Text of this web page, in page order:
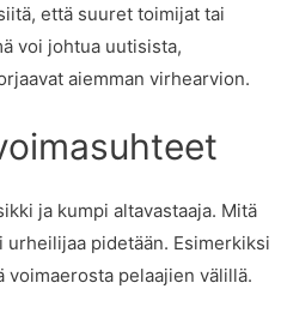
että suuret toimijat tai
voi johtua uutisista,
aiemman virhearvion.
ja kumpi altavastaaja. Mitä
pidetään. Esimerkiksi
pelaajien välillä.